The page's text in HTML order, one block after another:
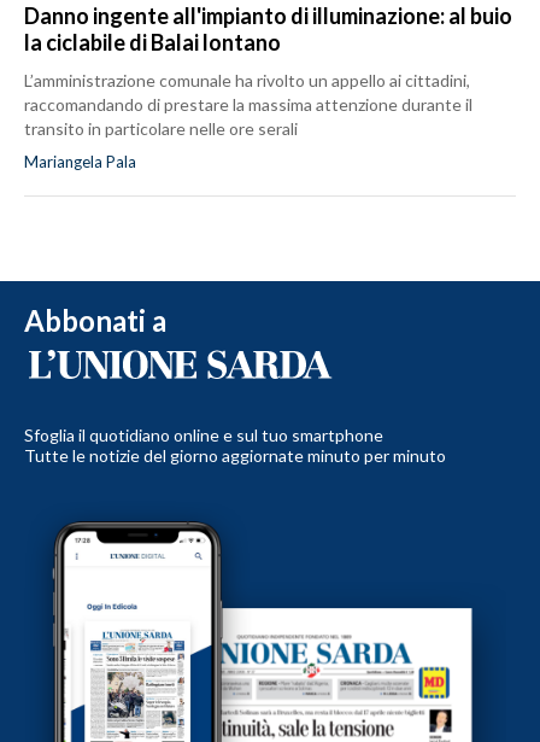
Danno ingente all'impianto di illuminazione: al buio
la ciclabile di Balai lontano
L’amministrazione comunale ha rivolto un appello ai cittadini,
raccomandando di prestare la massima attenzione durante il
transito in particolare nelle ore serali
Mariangela Pala
Abbonati a
Sfoglia il quotidiano online e sul tuo smartphone
Tutte le notizie del giorno aggiornate minuto per minuto